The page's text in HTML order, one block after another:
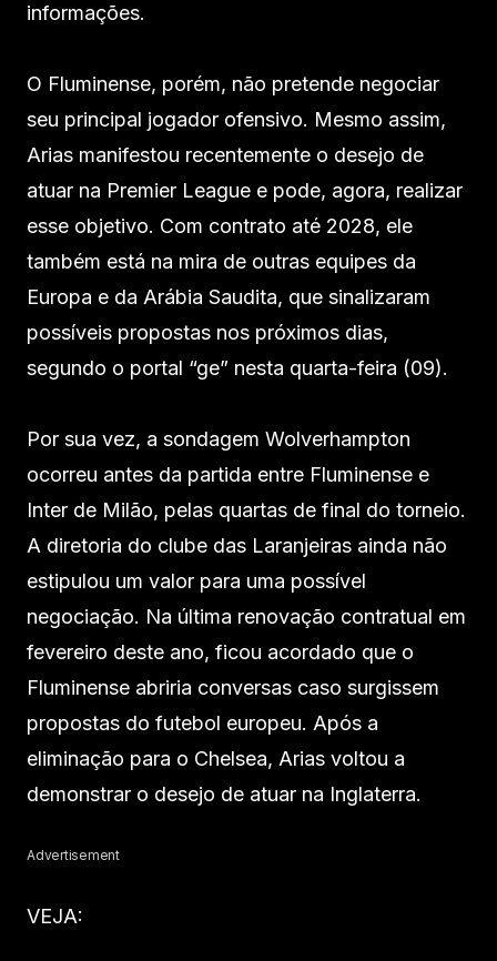
informações.
O Fluminense, porém, não pretende negociar
seu principal jogador ofensivo. Mesmo assim,
Arias manifestou recentemente o desejo de
atuar na Premier League e pode, agora, realizar
esse objetivo. Com contrato até 2028, ele
também está na mira de outras equipes da
Europa e da Arábia Saudita, que sinalizaram
possíveis propostas nos próximos dias,
segundo o portal “ge” nesta quarta-feira (09).
Por sua vez, a sondagem Wolverhampton
ocorreu antes da partida entre Fluminense e
Inter de Milão, pelas quartas de final do torneio.
A diretoria do clube das Laranjeiras ainda não
estipulou um valor para uma possível
negociação. Na última renovação contratual em
fevereiro deste ano, ficou acordado que o
Fluminense abriria conversas caso surgissem
propostas do futebol europeu. Após a
eliminação para o Chelsea, Arias voltou a
demonstrar o desejo de atuar na Inglaterra.
Advertisement
VEJA: